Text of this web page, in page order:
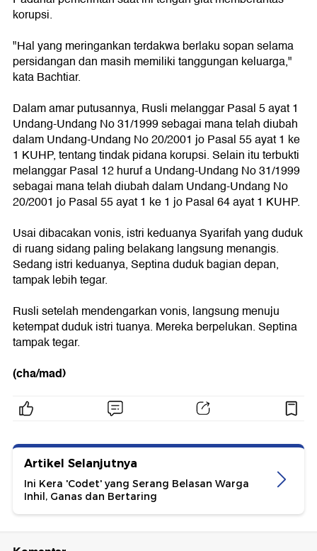
korupsi.
"Hal yang meringankan terdakwa berlaku sopan selama
persidangan dan masih memiliki tanggungan keluarga,"
kata Bachtiar.
Dalam amar putusannya, Rusli melanggar Pasal 5 ayat 1
Undang-Undang No 31/1999 sebagai mana telah diubah
dalam Undang-Undang No 20/2001 jo Pasal 55 ayat 1 ke
1 KUHP, tentang tindak pidana korupsi. Selain itu terbukti
melanggar Pasal 12 huruf a Undang-Undang No 31/1999
sebagai mana telah diubah dalam Undang-Undang No
20/2001 jo Pasal 55 ayat 1 ke 1 jo Pasal 64 ayat 1 KUHP.
Usai dibacakan vonis, istri keduanya Syarifah yang duduk
di ruang sidang paling belakang langsung menangis.
Sedang istri keduanya, Septina duduk bagian depan,
tampak lebih tegar.
Rusli setelah mendengarkan vonis, langsung menuju
ketempat duduk istri tuanya. Mereka berpelukan. Septina
tampak tegar.
(cha/mad)
Artikel Selanjutnya
Ini Kera 'Codet' yang Serang Belasan Warga
Inhil, Ganas dan Bertaring